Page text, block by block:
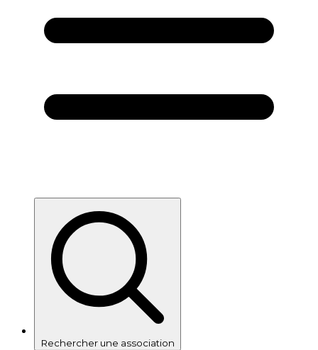
Rechercher une association